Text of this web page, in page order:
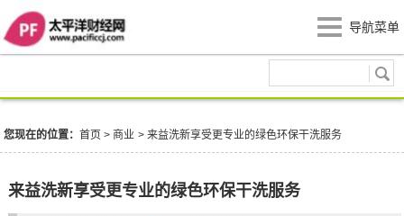
导航菜单
您现在的位置：首页 > 商业 >来益洗新享受更专业的绿色环保干洗服务
来益洗新享受更专业的绿色环保干洗服务